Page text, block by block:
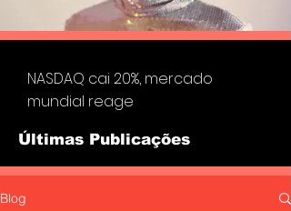
NASDAQ cai 20%, mercado
mundial reage
Últimas Publicações
Blog